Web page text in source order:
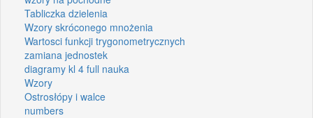
Tabliczka dzielenia
Wzory skróconego mnożenia
Wartosci funkcji trygonometrycznych
zamiana jednostek
diagramy kl 4 full nauka
Wzory
Ostrosłópy i walce
numbers